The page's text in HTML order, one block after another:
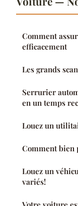
Comment
efficacement
Les grands
Serrurier
en un temps
Louez un
Comment bien
Louez un
variés!